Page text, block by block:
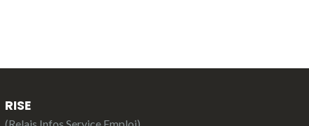
RISE